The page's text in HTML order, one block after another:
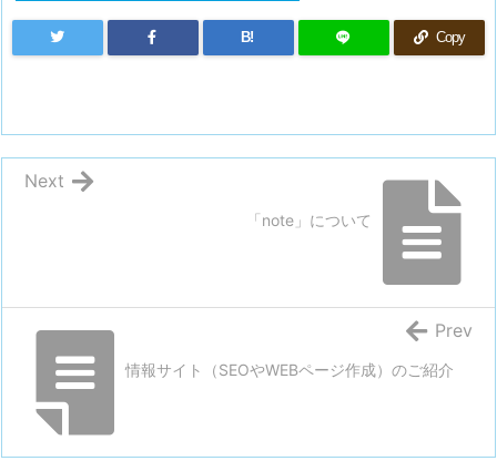
B! Copy
「note」について
Next
情報サイト（SEOやWEBページ作成）のご紹介
Prev